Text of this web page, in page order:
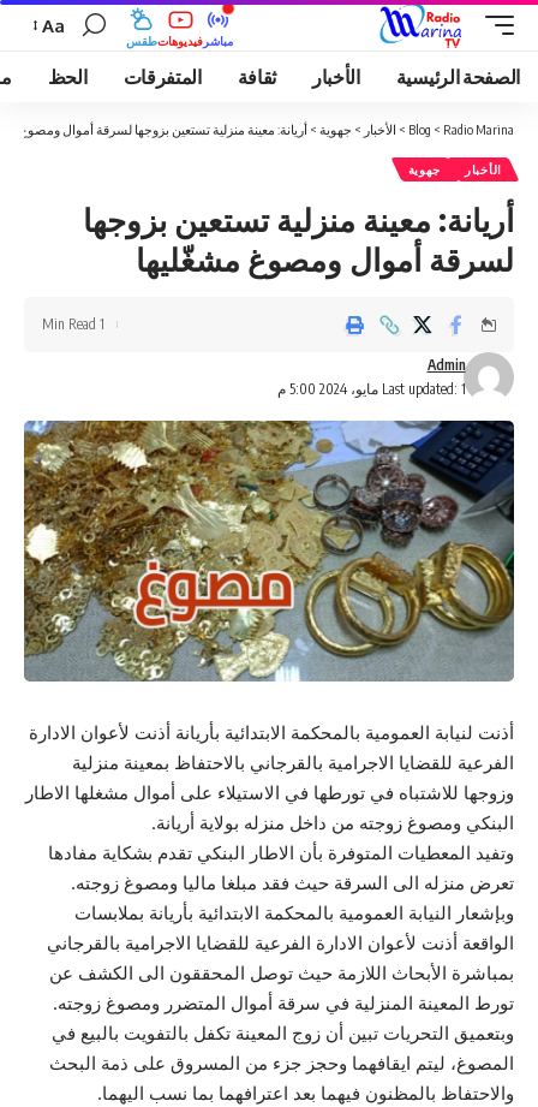
طقسفيديوهات مباشر
Aa
الصفحة الرئيسية الأخبار ثقافة المتفرقات الحظ
Radio Marina
>
Blog
> الأخبار > جهوية > أريانة: معينة منزلية تستعين بزوجها لسرقة أموال ومصوغ
الأخبار جهوية
أريانة: معينة منزلية تستعين بزوجها
لسرقة أموال ومصوغ مشغّليها
Last updated: 1 مايو، 2024 5:00 م
Admin
1 Min Read
أذنت لنيابة العمومية بالمحكمة الابتدائية بأريانة أذنت لأعوان الادارة
الفرعية للقضايا الاجرامية بالقرجاني بالاحتفاظ بمعينة منزلية
وزوجها للاشتباه في تورطها في الاستيلاء على أموال مشغلها الاطار
البنكي ومصوغ زوجته من داخل منزله بولاية أريانة.
وتفيد المعطيات المتوفرة بأن الاطار البنكي تقدم بشكاية مفادها
تعرض منزله الى السرقة حيث فقد مبلغا ماليا ومصوغ زوجته.
وبإشعار النيابة العمومية بالمحكمة الابتدائية بأريانة بملابسات
الواقعة أذنت لأعوان الادارة الفرعية للقضايا الاجرامية بالقرجاني
بمباشرة الأبحاث اللازمة حيث توصل المحققون الى الكشف عن
تورط المعينة المنزلية في سرقة أموال المتضرر ومصوغ زوجته.
وبتعميق التحريات تبين أن زوج المعينة تكفل بالتفويت بالبيع في
المصوغ، ليتم ايقافهما وحجز جزء من المسروق على ذمة البحث
والاحتفاظ بالمظنون فيهما بعد اعترافهما بما نسب اليهما.